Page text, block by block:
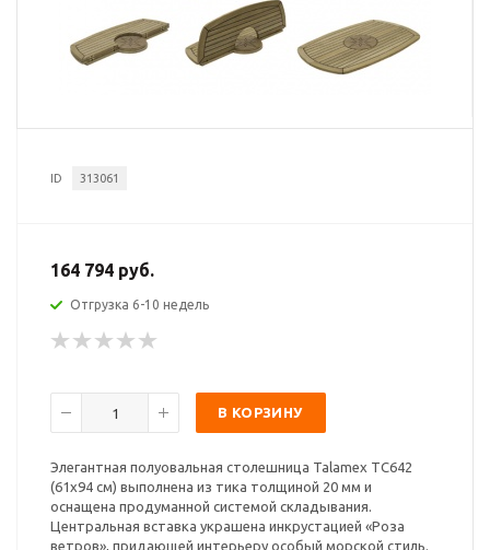
ID 313061
164 794 руб.
Отгрузка 6-10 недель
В КОРЗИНУ
Элегантная полуовальная столешница Talamex TC642
(61x94 см) выполнена из тика толщиной 20 мм и
оснащена продуманной системой складывания.
Центральная вставка украшена инкрустацией «Роза
ветров», придающей интерьеру особый морской стиль.